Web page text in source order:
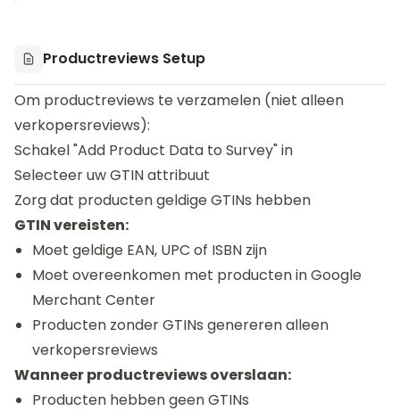
Productreviews Setup
Om productreviews te verzamelen (niet alleen
verkopersreviews):
Schakel "Add Product Data to Survey" in
Selecteer uw GTIN attribuut
Zorg dat producten geldige GTINs hebben
GTIN vereisten:
Moet geldige EAN, UPC of ISBN zijn
Moet overeenkomen met producten in Google
Merchant Center
Producten zonder GTINs genereren alleen
verkopersreviews
Wanneer productreviews overslaan:
Producten hebben geen GTINs